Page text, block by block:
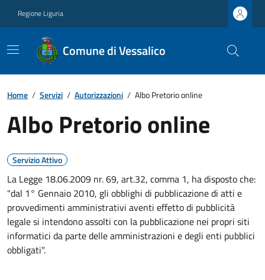
Regione Liguria
Comune di Vessalico
Home / Servizi / Autorizzazioni / Albo Pretorio online
Albo Pretorio online
Servizio Attivo
La Legge 18.06.2009 nr. 69, art.32, comma 1, ha disposto che:
"dal 1° Gennaio 2010, gli obblighi di pubblicazione di atti e
provvedimenti amministrativi aventi effetto di pubblicità
legale si intendono assolti con la pubblicazione nei propri siti
informatici da parte delle amministrazioni e degli enti pubblici
obbligati".